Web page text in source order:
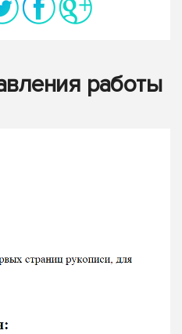
работы